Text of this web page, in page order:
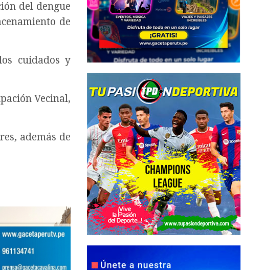
del dengue
de
cuidados y
Vecinal,
además de